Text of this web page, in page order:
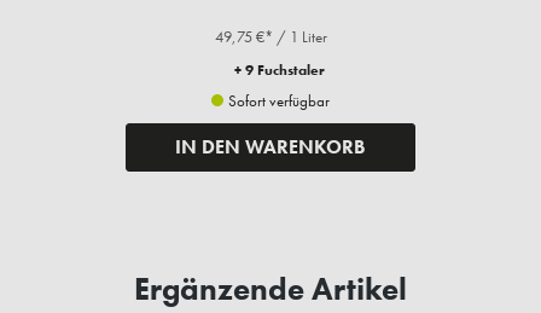
49,75 €* / 1 Liter
+ 9 Fuchstaler
Sofort verfügbar
IN DEN WARENKORB
Ergänzende Artikel